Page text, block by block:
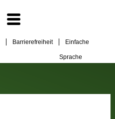
Barrierefreiheit Einfache
Sprache